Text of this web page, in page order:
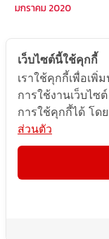
มกราคม 2020
หมวดหมู่
Postcode
TOPKEYWORD
บริการรับส่งสินค้าไปกัมพู
ผลงานส่งสินค้าไปกัมพูชา
ส่งสินค้ากัมพูชา
เว็บไซต์นี้ใช้คุกกี้
เราใช้คุกกี้เพื่อเ
การใช้งานเว็บไ
การใช้คุกกี้ได้ โด
ส่วนตัว